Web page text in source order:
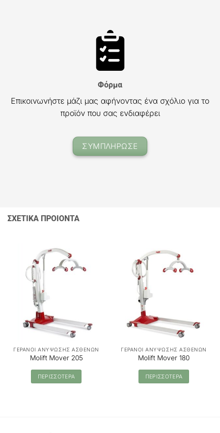
Φόρμα
Επικοινωνήστε μάζι μας αφήνοντας ένα σχόλιο για το
προϊόν που σας ενδιαφέρει
ΣΥΜΠΛΗΡΩΣΕ
ΣΧΕΤΙΚΑ ΠΡΟΙΟΝΤΑ
ΓΕΡΑΝΟΙ ΑΝΥΨΩΣΗΣ ΑΣΘΕΝΩΝ
Molift Mover 205
ΠΕΡΙΣΣΟΤΕΡΑ
ΓΕΡΑΝΟΙ ΑΝΥΨΩΣΗΣ ΑΣΘΕΝΩΝ
Molift Mover 180
ΠΕΡΙΣΣΟΤΕΡΑ